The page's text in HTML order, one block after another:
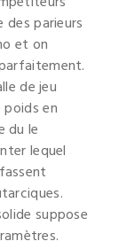
parieurs
et on
de jeu
en
du le
lequel
suppose